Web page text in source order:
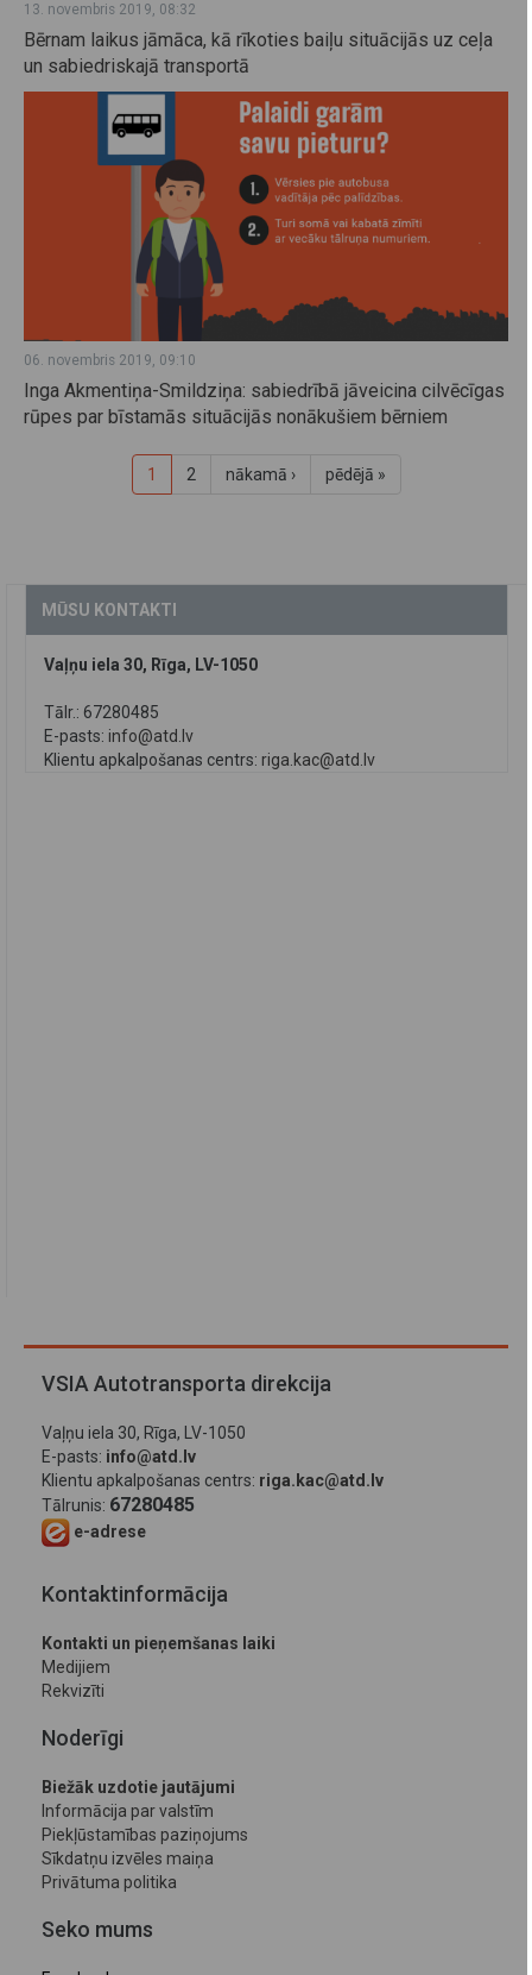
13. novembris 2019, 08:32
Bērnam laikus jāmāca, kā rīkoties baiļu situācijās uz ceļa
un sabiedriskajā transportā
06. novembris 2019, 09:10
Inga Akmentiņa-Smildziņa: sabiedrībā jāveicina cilvēcīgas
rūpes par bīstamās situācijās nonākušiem bērniem
1 2 nākamā › pēdējā »
MŪSU KONTAKTI
Vaļņu iela 30, Rīga, LV-1050
Tālr.: 67280485
E-pasts: info@atd.lv
Klientu apkalpošanas centrs: riga.kac@atd.lv
VSIA Autotransporta direkcija
Vaļņu iela 30, Rīga, LV-1050
E-pasts: info@atd.lv
Klientu apkalpošanas centrs: riga.kac@atd.lv
Tālrunis: 67280485
e-adrese
Kontaktinformācija
Kontakti un pieņemšanas laiki
Medijiem
Rekvizīti
Noderīgi
Biežāk uzdotie jautājumi
Informācija par valstīm
Piekļūstamības paziņojums
Sīkdatņu izvēles maiņa
Privātuma politika
Seko mums